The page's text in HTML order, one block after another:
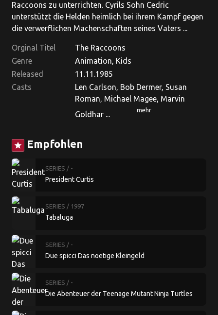
Raccoons zu unterrichten. Cyrils Sohn Cedric
unterstützt die Helden heimlich bei ihrem Kampf gegen
die verwerflichen Machenschaften seines Vaters ...
Orginal Titel
The Raccoons
Genre
Animation, Kids
Released
11.11.1985
Casts
Len Carlson, Bob Dermer, Susan
Roman, Michael Magee, Marvin
Goldhar ...
mehr
star Empfohlen
SERIES / -
President Curtis
SERIES / 1997
Tabaluga
SERIES / -
Due spicci Das noetige Kleingeld
SERIES / -
Die Abenteuer der Teenage Mutant Ninja Turtles